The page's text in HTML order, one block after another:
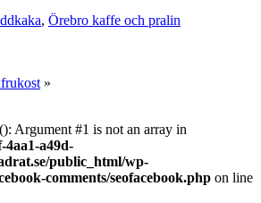
, Örebro kaffe och pralin
»
Argument #1 is not an array in
4aa1-a49d-
public_html/wp-
comments/seofacebook.php on line